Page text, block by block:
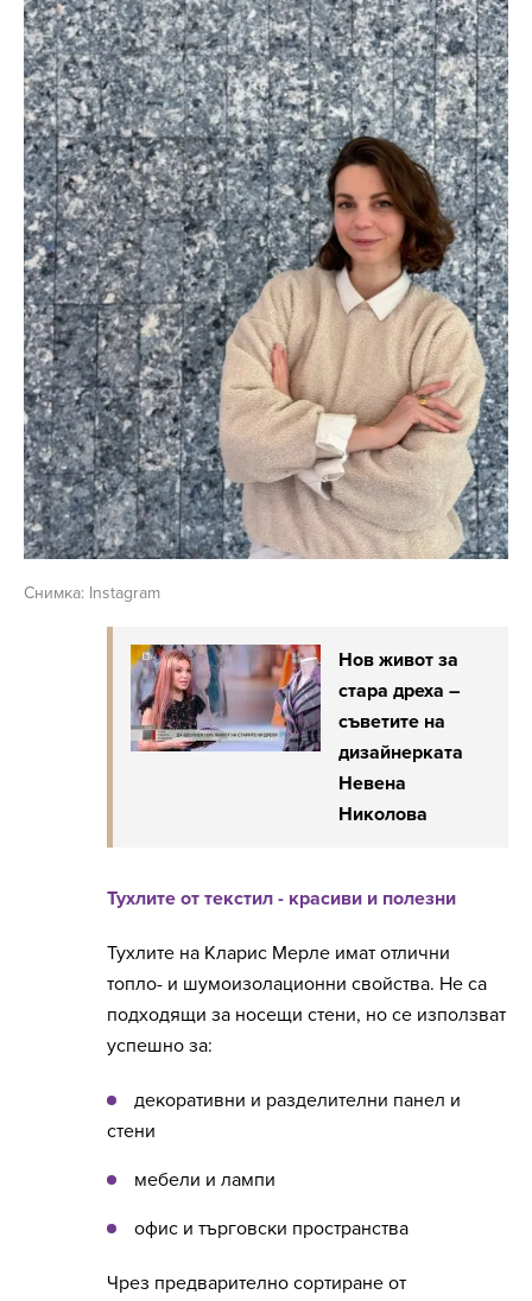
Снимка: Instagram
Нов живот за
стара дреха –
съветите на
дизайнерката
Невена
Николова
Тухлите от текстил - красиви и полезни
Тухлите на Кларис Мерле имат отлични
топло- и шумоизолационни свойства. Не са
подходящи за носещи стени, но се използват
успешно за:
декоративни и разделителни панел и
стени
мебели и лампи
офис и търговски пространства
Чрез предварително сортиране от